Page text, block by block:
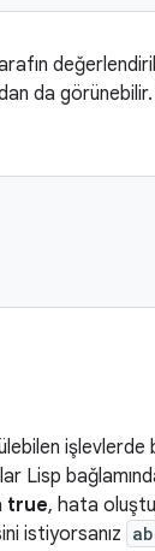
da
işlevlerde
Lisp
true, hata
istiyorsanız